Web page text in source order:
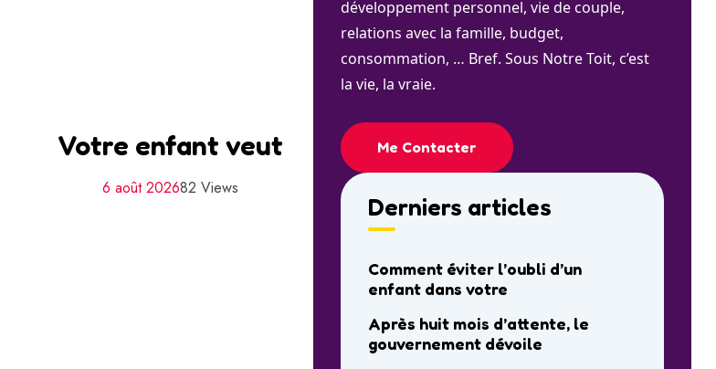
Votre enfant veut
6 août 202682 Views
développement personnel, vie de couple,
relations avec la famille, budget,
consommation, … Bref. Sous Notre Toit, c’est
la vie, la vraie.
Me Contacter
Derniers articles
Comment éviter l’oubli d’un
enfant dans votre
Après huit mois d’attente, le
gouvernement dévoile